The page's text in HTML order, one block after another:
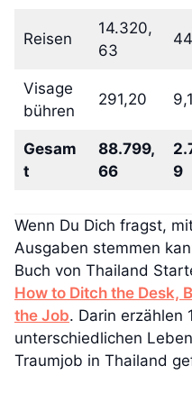
Reisen
14.320,
63
Visage
bühren
291,20
Gesam
t
88.799,
66
9
Wenn Du Dich fragst,
Ausgaben stemmen
Buch von Thailand
How to Ditch the Desk,
the Job. Darin erzählen
unterschiedlichen
Traumjob in Thailand